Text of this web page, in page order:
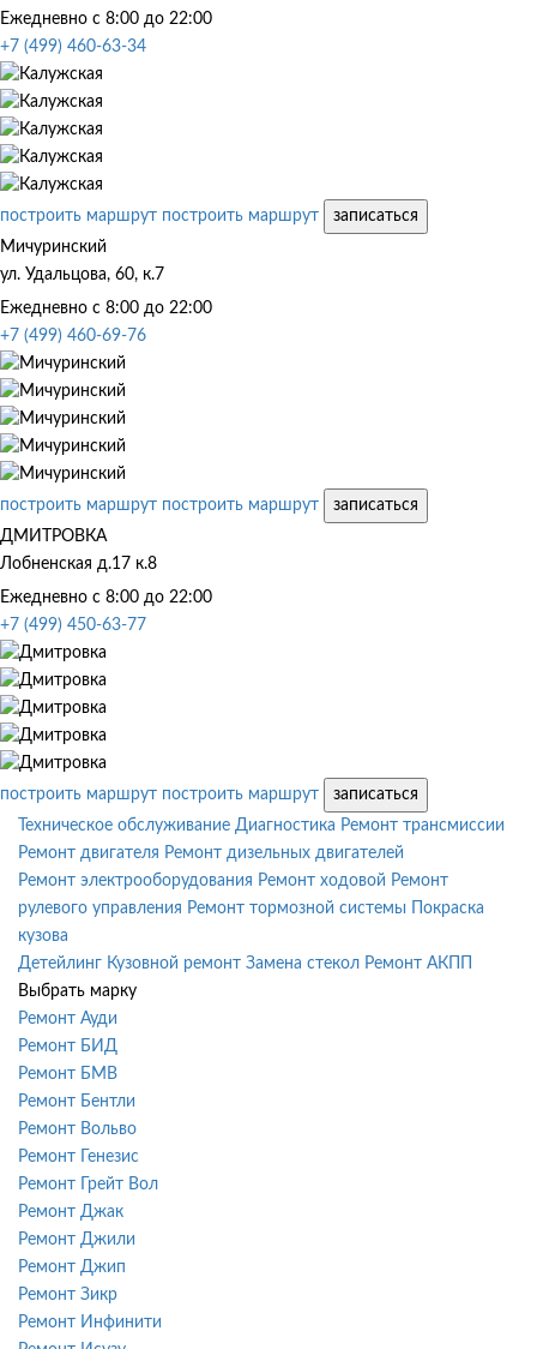
Ежедневно с 8:00 до 22:00
+7 (499) 460-63-34
построить маршрут построить маршрут
записаться
Мичуринский
ул. Удальцова, 60, к.7
Ежедневно с 8:00 до 22:00
+7 (499) 460-69-76
построить маршрут построить маршрут
записаться
ДМИТРОВКА
Лобненская д.17 к.8
Ежедневно с 8:00 до 22:00
+7 (499) 450-63-77
построить маршрут построить маршрут
записаться
Техническое обслуживание Диагностика Ремонт трансмиссии
Ремонт двигателя Ремонт дизельных двигателей
Ремонт электрооборудования Ремонт ходовой Ремонт
рулевого управления Ремонт тормозной системы
Покраска
кузова
Детейлинг Кузовной ремонт Замена стекол Ремонт АКПП
Выбрать марку
Ремонт Ауди
Ремонт БИД
Ремонт БМВ
Ремонт Бентли
Ремонт Вольво
Ремонт Генезис
Ремонт Грейт Вол
Ремонт Джак
Ремонт Джили
Ремонт Джип
Ремонт Зикр
Ремонт Инфинити